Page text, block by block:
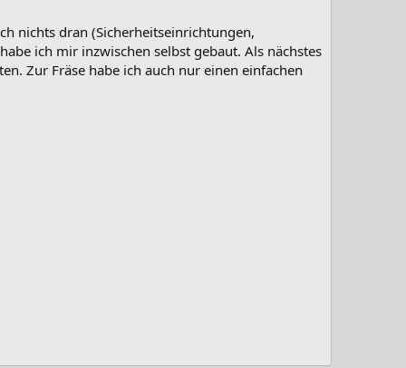
nichts dran (Sicherheitseinrichtungen,
ich mir inzwischen selbst gebaut. Als nächstes
Zur Fräse habe ich auch nur einen einfachen